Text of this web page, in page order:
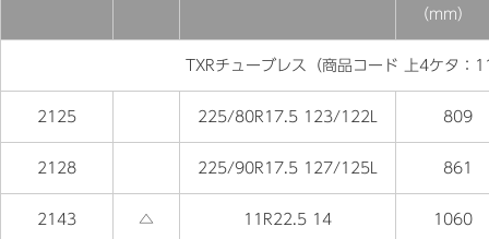
（mm）
TXRチューブレス（商品コード 上4ケタ：
2125 225/80R17.5 123/122L 809
2128 225/90R17.5 127/125L 861
2143 △ 11R22.5 14 1060